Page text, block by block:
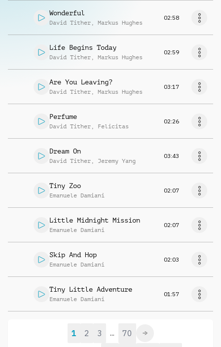
Wonderful
David Tither , Markus Hughes
02:58
Life Begins Today
David Tither , Markus Hughes
02:59
Are You Leaving?
David Tither , Markus Hughes
03:17
Perfume
David Tither , Felicitas
02:26
Dream On
David Tither , Jeremy Yang
03:43
Tiny Zoo
Emanuele Damiani
02:07
Little Midnight Mission
Emanuele Damiani
02:07
Skip And Hop
Emanuele Damiani
02:03
Tiny Little Adventure
Emanuele Damiani
01:57
1 2 3 ... 70